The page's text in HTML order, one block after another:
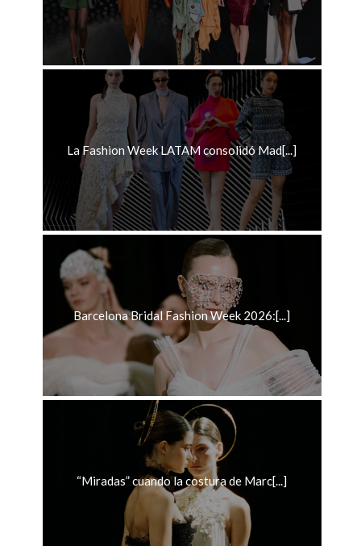
La Fashion Week LATAM consolidó Mad[...]
Barcelona Bridal Fashion Week 2026:[...]
“Miradas” cuando la costura de Marc[...]